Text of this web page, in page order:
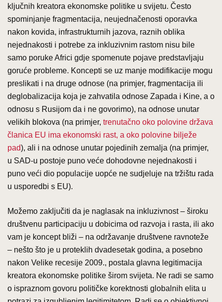
ključnih kreatora ekonomske politike u svijetu. Često
spominjanje fragmentacija, neujednačenosti oporavka
nakon kovida, infrastrukturnih jazova, raznih oblika
nejednakosti i potrebe za inkluzivnim rastom nisu bile
samo poruke Africi gdje spomenute pojave predstavljaju
goruće probleme. Koncepti se uz manje modifikacije mogu
preslikati i na druge odnose (na primjer, fragmentacija ili
deglobalizacija koja je zahvatila odnose Zapada i Kine, a o
odnosu s Rusijom da i ne govorimo), na odnose unutar
velikih blokova (na primjer, trenutačno oko polovine država
članica EU ima ekonomski rast, a oko polovine bilježe
pad), ali i na odnose unutar pojedinih zemalja (na primjer,
u SAD-u postoje puno veće dohodovne nejednakosti i
puno veći dio populacije uopće ne sudjeluje na tržištu rada
u usporedbi s EU).
Možemo zaključiti da je naglasak na inkluzivnost – široku
društvenu participaciju u dobicima od razvoja i rasta, ili ako
vam je koncept bliži – na održavanje društvene ravnoteže
– nešto što je u proteklih dvadesetak godina, a posebno
nakon Velike recesije 2009., postala glavna legitimacija
kreatora ekonomske politike širom svijeta. Ne radi se samo
o ispraznom govoru političke korektnosti globalnih elita u